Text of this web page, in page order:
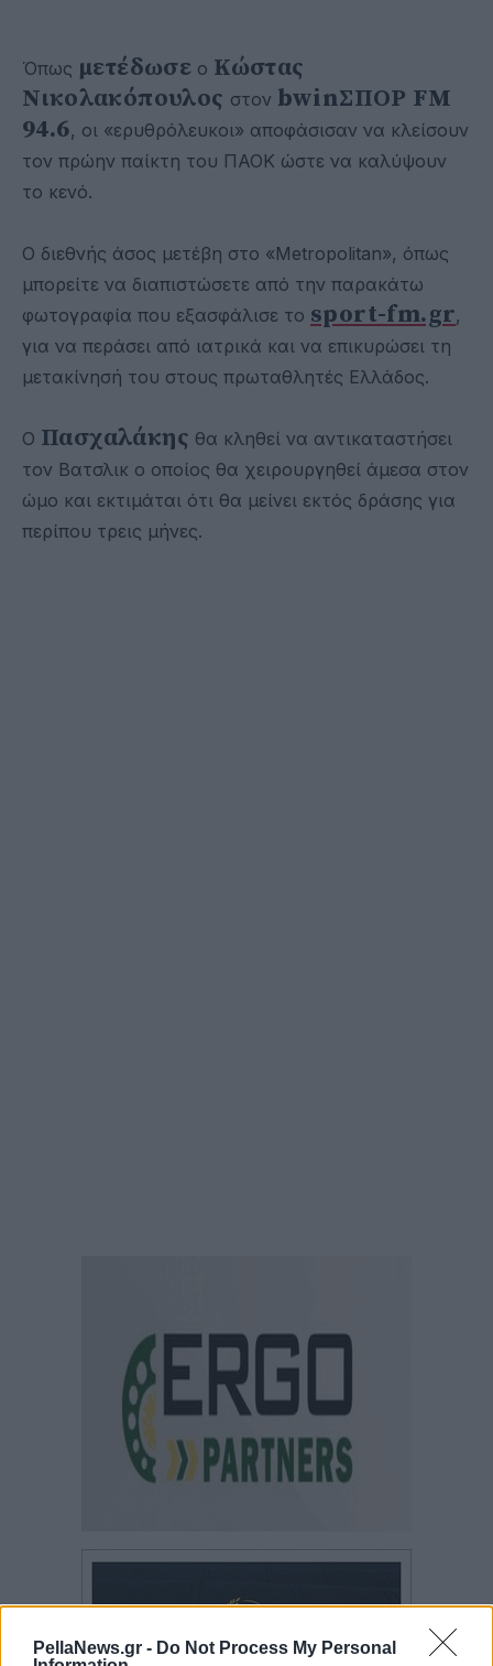
PellaNews.gr - Do Not Process My Personal
Όπως μετέδωσε ο Κώστας
Νικολακόπουλος στον bwinΣΠΟΡ FM
94.6, οι «ερυθρόλευκοι» αποφάσισαν να κλείσουν
τον πρώην παίκτη του ΠΑΟΚ ώστε να καλύψουν
το κενό.
Ο διεθνής άσος μετέβη στο «Metropolitan», όπως
μπορείτε να διαπιστώσετε από την παρακάτω
φωτογραφία που εξασφάλισε το sport-fm.gr,
για να περάσει από ιατρικά και να επικυρώσει τη
μετακίνησή του στους πρωταθλητές Ελλάδος.
Ο Πασχαλάκης θα κληθεί να αντικαταστήσει
τον Βατσλικ ο οποίος θα χειρουργηθεί άμεσα στον
ώμο και εκτιμάται ότι θα μείνει εκτός δράσης για
περίπου τρεις μήνες.